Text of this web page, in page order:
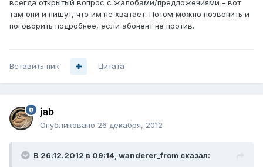
всегда открытый вопрос с жалобами/предложениями - вот
там они и пишут, что им не хватает. Потом можно позвонить и
поговорить подробнее, если абонент не против.
Вставить ник Цитата
jab
Опубликовано 26 декабря, 2012
В 26.12.2012 в 09:14, wanderer_from сказал: